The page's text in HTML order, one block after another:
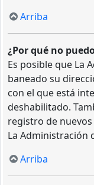
Arriba
¿Por qué no
Es posible que La
baneado su
con el que está
deshabilitado.
registro de
La Administración
Arriba